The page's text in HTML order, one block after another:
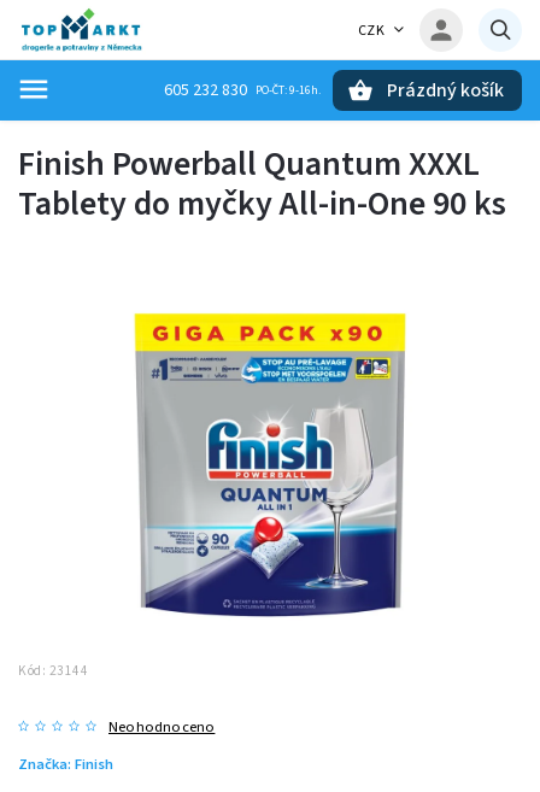
CZK
605 232 830 Prázdný košík
Finish Powerball Quantum XXXL
Tablety do myčky All-in-One 90 ks
Kód: 23144
Neohodnoceno
Značka: Finish